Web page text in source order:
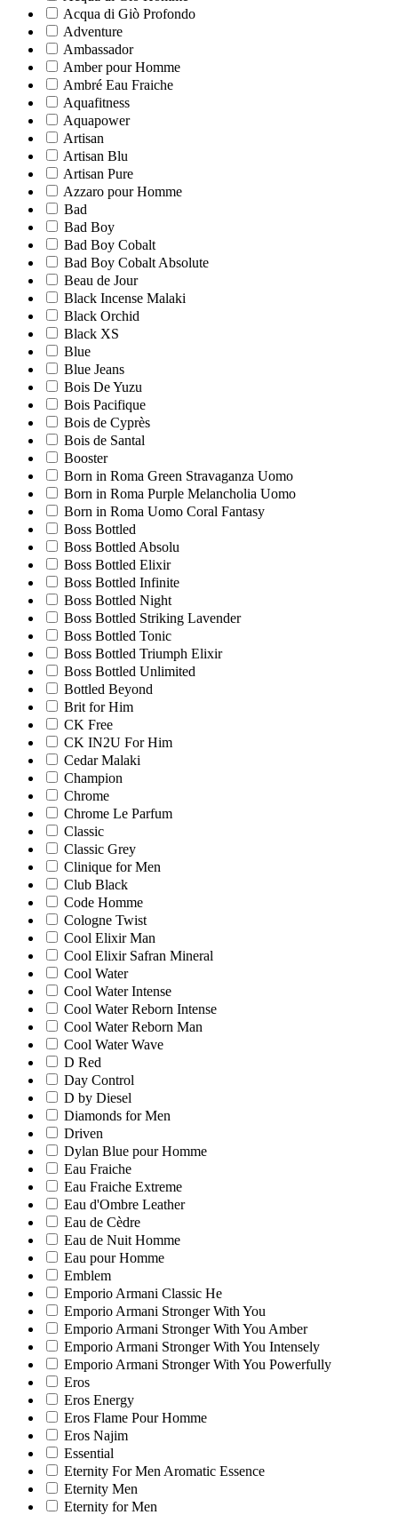
Acqua di Giò Profondo
Adventure
Ambassador
Amber pour Homme
Ambré Eau Fraiche
Aquafitness
Aquapower
Artisan
Artisan Blu
Artisan Pure
Azzaro pour Homme
Bad
Bad Boy
Bad Boy Cobalt
Bad Boy Cobalt Absolute
Beau de Jour
Black Incense Malaki
Black Orchid
Black XS
Blue
Blue Jeans
Bois De Yuzu
Bois Pacifique
Bois de Cyprès
Bois de Santal
Booster
Born in Roma Green Stravaganza Uomo
Born in Roma Purple Melancholia Uomo
Born in Roma Uomo Coral Fantasy
Boss Bottled
Boss Bottled Absolu
Boss Bottled Elixir
Boss Bottled Infinite
Boss Bottled Night
Boss Bottled Striking Lavender
Boss Bottled Tonic
Boss Bottled Triumph Elixir
Boss Bottled Unlimited
Bottled Beyond
Brit for Him
CK Free
CK IN2U For Him
Cedar Malaki
Champion
Chrome
Chrome Le Parfum
Classic
Classic Grey
Clinique for Men
Club Black
Code Homme
Cologne Twist
Cool Elixir Man
Cool Elixir Safran Mineral
Cool Water
Cool Water Intense
Cool Water Reborn Intense
Cool Water Reborn Man
Cool Water Wave
D Red
Day Control
D by Diesel
Diamonds for Men
Driven
Dylan Blue pour Homme
Eau Fraiche
Eau Fraiche Extreme
Eau d'Ombre Leather
Eau de Cèdre
Eau de Nuit Homme
Eau pour Homme
Emblem
Emporio Armani Classic He
Emporio Armani Stronger With You
Emporio Armani Stronger With You Amber
Emporio Armani Stronger With You Intensely
Emporio Armani Stronger With You Powerfully
Eros
Eros Energy
Eros Flame Pour Homme
Eros Najim
Essential
Eternity For Men Aromatic Essence
Eternity Men
Eternity for Men